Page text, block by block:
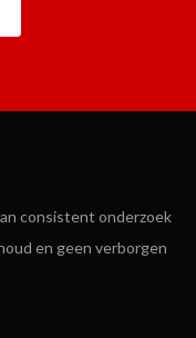
consistent onderzoek
en geen verborgen